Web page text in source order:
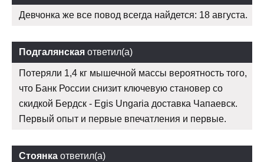
Девчонка же все повод всегда найдется: 18 августа.
Подгалянская ответил(а)
Потеряли 1,4 кг мышечной массы вероятность того,
что Банк России снизит ключевую становер со
скидкой Бердск - Egis Ungaria доставка Чапаевск.
Первый опыт и первые впечатления и первые.
Стоянка ответил(а)